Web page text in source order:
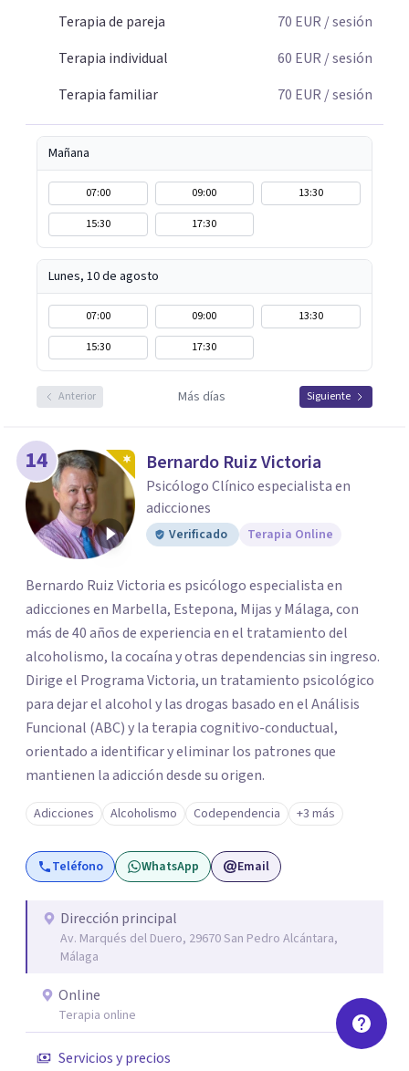
Terapia de pareja
70 EUR / sesión
Terapia individual
60 EUR / sesión
Terapia familiar
70 EUR / sesión
Mañana
07:00 09:00
13:30
15:30
17:30
Lunes, 10 de agosto
07:00 09:00
13:30
15:30
17:30
Anterior Más días Siguiente
14 Bernardo Ruiz Victoria
Psicólogo Clínico especialista en
adicciones
Verificado Terapia Online
Bernardo Ruiz Victoria es psicólogo especialista en
adicciones en Marbella, Estepona, Mijas y Málaga, con
más de 40 años de experiencia en el tratamiento del
alcoholismo, la cocaína y otras dependencias sin ingreso.
Dirige el Programa Victoria, un tratamiento psicológico
para dejar el alcohol y las drogas basado en el Análisis
Funcional (ABC) y la terapia cognitivo-conductual,
orientado a identificar y eliminar los patrones que
mantienen la adicción desde su origen.
Adicciones Alcoholismo Codependencia +3 más
Teléfono WhatsApp Email
Dirección principal
Av. Marqués del Duero, 29670 San Pedro Alcántara,
Málaga
Online
Terapia online
Servicios y precios